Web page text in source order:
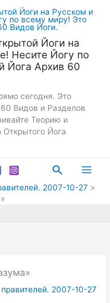
Йоги на
Несите Йогу по
Йога Архив 60
сегодня. Это
Видов и Разделов
Теорию и
Йога
Поиск
2007-10-27
2007-10-27